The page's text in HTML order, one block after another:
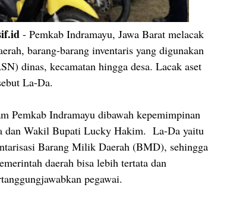
- Pemkab Indramayu, Jawa Barat melacak
barang-barang inventaris yang digunakan
dinas, kecamatan hingga desa. Lacak aset
La-Da.
Pemkab Indramayu dibawah kepemimpinan
dan Wakil Bupati Lucky Hakim. La-Da yaitu
Barang Milik Daerah (BMD), sehingga
daerah bisa lebih tertata dan
pegawai.